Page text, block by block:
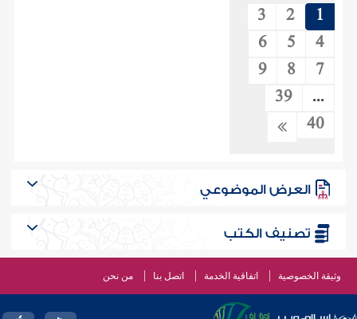
1
2
3
4
5
6
7
8
9
...
39
40
العرض الموضوعي
تصنيف الكتب
وثيقة الخصوصية اتفاقية الخدمة اتصل بنا من نحن